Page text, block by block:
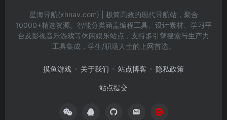
星海导航(xhnav.com) | 极简高效的现代导航站，聚合
10000+精选资源。智能分类涵盖编程工具、设计素材、学习平
台及影视音乐游戏等休闲娱乐站点，支持多引擎搜索与生产力
工具集成，学生/职场人士的上网首选。
摸鱼游戏 关于我们 站点博客 隐私政策
站点提交